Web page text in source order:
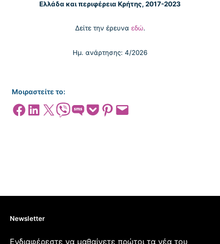
Ελλάδα και περιφέρεια Κρήτης, 2017-2023
Δείτε την έρευνα εδώ.
Ημ. ανάρτησης: 4/2026
Μοιραστείτε το:
Share on Facebook
Share on LinkedIn
Share on X Share on ViberShare on SMSShare on Pocket
Share on Pinterest
Email this Page
Newsletter
Ενδιαφέρεστε να μαθαίνετε πρώτοι τα νέα του